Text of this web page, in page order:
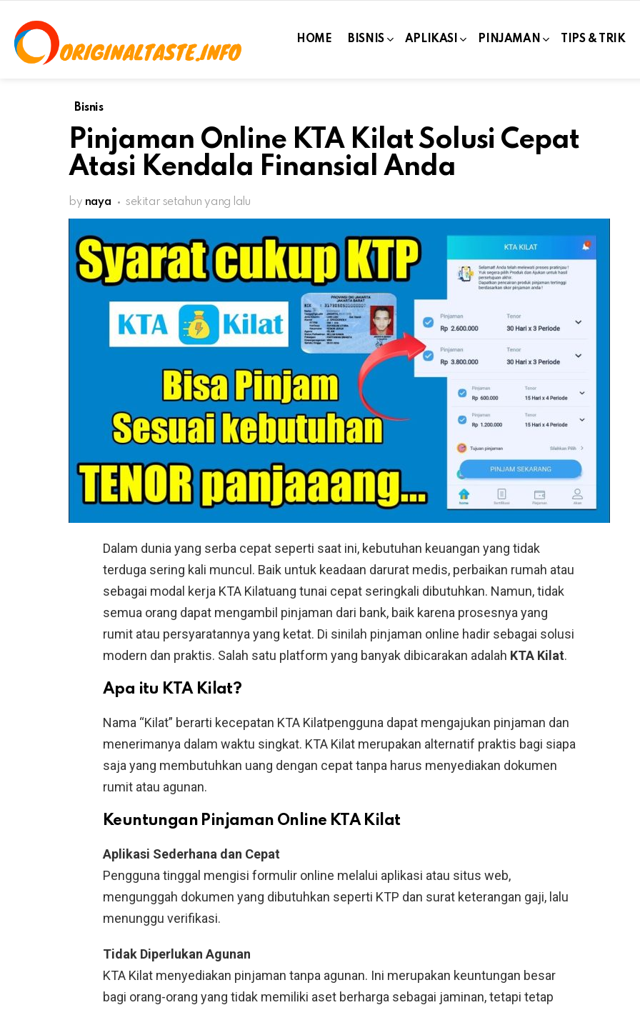
HOME BISNIS APLIKASI PINJAMAN TIPS & TRIK
Bisnis
Pinjaman Online KTA Kilat Solusi Cepat
Atasi Kendala Finansial Anda
by naya sekitar setahun yang lalu
Dalam dunia yang serba cepat seperti saat ini, kebutuhan keuangan yang tidak
terduga sering kali muncul. Baik untuk keadaan darurat medis, perbaikan rumah atau
sebagai modal kerja KTA Kilatuang tunai cepat seringkali dibutuhkan. Namun, tidak
semua orang dapat mengambil pinjaman dari bank, baik karena prosesnya yang
rumit atau persyaratannya yang ketat. Di sinilah pinjaman online hadir sebagai solusi
modern dan praktis. Salah satu platform yang banyak dibicarakan adalah KTA Kilat.
Apa itu KTA Kilat?
Nama “Kilat” berarti kecepatan KTA Kilatpengguna dapat mengajukan pinjaman dan
menerimanya dalam waktu singkat. KTA Kilat merupakan alternatif praktis bagi siapa
saja yang membutuhkan uang dengan cepat tanpa harus menyediakan dokumen
rumit atau agunan.
Keuntungan Pinjaman Online KTA Kilat
Aplikasi Sederhana dan Cepat
Pengguna tinggal mengisi formulir online melalui aplikasi atau situs web,
mengunggah dokumen yang dibutuhkan seperti KTP dan surat keterangan gaji, lalu
menunggu verifikasi.
Tidak Diperlukan Agunan
KTA Kilat menyediakan pinjaman tanpa agunan. Ini merupakan keuntungan besar
bagi orang-orang yang tidak memiliki aset berharga sebagai jaminan, tetapi tetap